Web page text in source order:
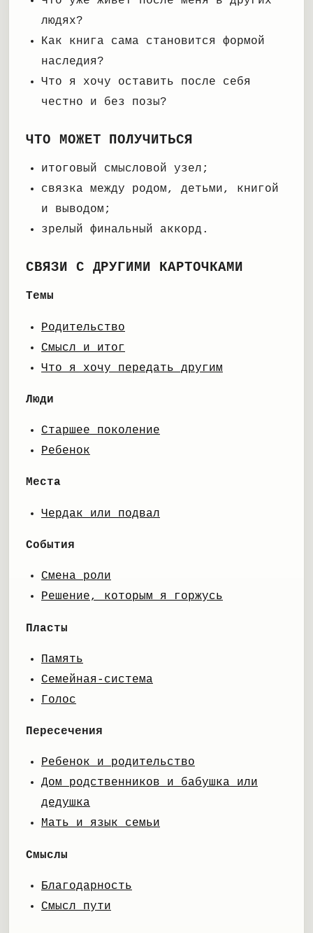
людях?
Как книга сама становится формой
наследия?
Что я хочу оставить после себя
честно и без позы?
ЧТО МОЖЕТ ПОЛУЧИТЬСЯ
итоговый смысловой узел;
связка между родом, детьми, книгой
и выводом;
зрелый финальный аккорд.
СВЯЗИ С ДРУГИМИ КАРТОЧКАМИ
Темы
Родительство
Смысл и итог
Что я хочу передать другим
Люди
Старшее поколение
Ребенок
Места
Чердак или подвал
События
Смена роли
Решение, которым я горжусь
Пласты
Память
Семейная-система
Голос
Пересечения
Ребенок и родительство
Дом родственников и бабушка или
дедушка
Мать и язык семьи
Смыслы
Благодарность
Смысл пути